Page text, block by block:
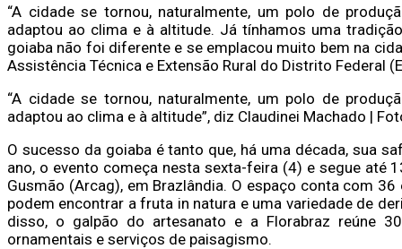
“A cidade se tornou, naturalmente, um polo de
adaptou ao clima e à altitude. Já tínhamos uma
goiaba não foi diferente e se emplacou muito bem na
Assistência Técnica e Extensão Rural do Distrito Federal
“A cidade se tornou, naturalmente, um polo de
adaptou ao clima e à altitude”, diz Claudinei Machado |
O sucesso da goiaba é tanto que, há uma década, sua
ano, o evento começa nesta sexta-feira (4) e segue até
Gusmão (Arcag), em Brazlândia. O espaço conta com
podem encontrar a fruta in natura e uma variedade de
disso, o galpão do artesanato e a Florabraz reúne
ornamentais e serviços de paisagismo.